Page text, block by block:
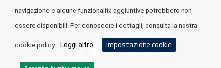
© 2026 Lombardia Quotidiano è realizzato daA.R.I.A.
Seguici su
navigazione e alcune funzionalità aggiuntive potrebbero non
essere disponibili. Per conoscere i dettagli, consulta la nostra
cookie policy Leggi altro Impostazione cookie